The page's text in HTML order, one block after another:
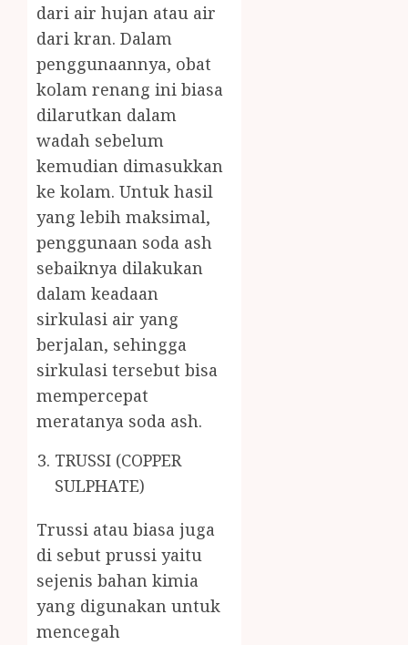
dari air hujan atau air
dari kran. Dalam
penggunaannya, obat
kolam renang ini biasa
dilarutkan dalam
wadah sebelum
kemudian dimasukkan
ke kolam. Untuk hasil
yang lebih maksimal,
penggunaan soda ash
sebaiknya dilakukan
dalam keadaan
sirkulasi air yang
berjalan, sehingga
sirkulasi tersebut bisa
mempercepat
meratanya soda ash.
TRUSSI (COPPER
SULPHATE)
Trussi atau biasa juga
di sebut prussi yaitu
sejenis bahan kimia
yang digunakan untuk
mencegah